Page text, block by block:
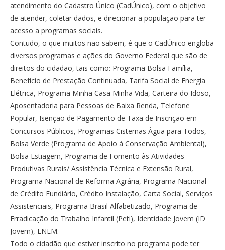
atendimento do Cadastro Único (CadÚnico), com o objetivo
de atender, coletar dados, e direcionar a população para ter
acesso a programas sociais.
Contudo, o que muitos não sabem, é que o CadÚnico engloba
diversos programas e ações do Governo Federal que são de
direitos do cidadão, tais como: Programa Bolsa Família,
Benefício de Prestação Continuada, Tarifa Social de Energia
Elétrica, Programa Minha Casa Minha Vida, Carteira do Idoso,
Aposentadoria para Pessoas de Baixa Renda, Telefone
Popular, Isenção de Pagamento de Taxa de Inscrição em
Concursos Públicos, Programas Cisternas Água para Todos,
Bolsa Verde (Programa de Apoio à Conservação Ambiental),
Bolsa Estiagem, Programa de Fomento às Atividades
Produtivas Rurais/ Assistência Técnica e Extensão Rural,
Programa Nacional de Reforma Agrária, Programa Nacional
de Crédito Fundiário, Crédito Instalação, Carta Social, Serviços
Assistenciais, Programa Brasil Alfabetizado, Programa de
Erradicação do Trabalho Infantil (Peti), Identidade Jovem (ID
Jovem), ENEM.
Todo o cidadão que estiver inscrito no programa pode ter